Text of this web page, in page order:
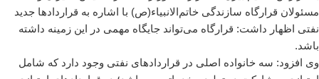
مسئولان قرارگاه سازندگی خاتم‌الانبیاء(ص) با اشاره به قراردادها جدید
نفتی اظهار داشت: قرارگاه می‌تواند جایگاه مهمی در این زمینه داشته
باشد.
وی افزود: سه خانواده اصلی در قراردادهای نفتی وجود دارد که شامل